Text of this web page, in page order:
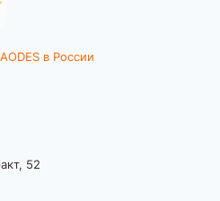
в России
52